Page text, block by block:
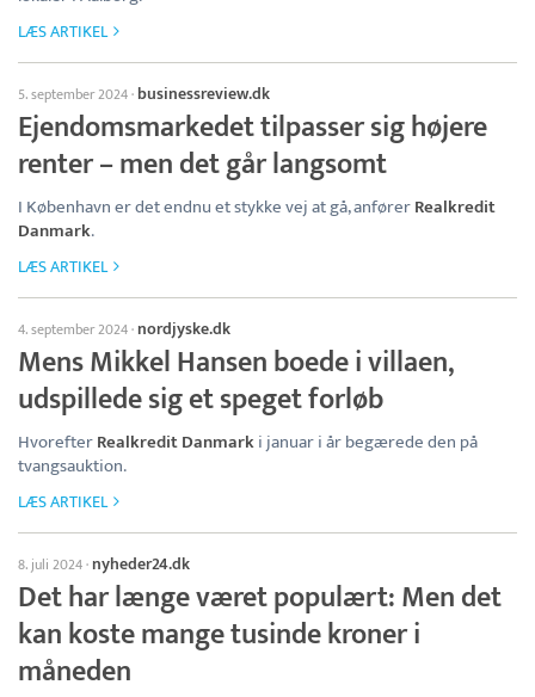
LÆS ARTIKEL
5. september 2024· businessreview.dk
Ejendomsmarkedet tilpasser sig højere
renter – men det går langsomt
I København er det endnu et stykke vej at gå, anførerRealkredit
Danmark.
LÆS ARTIKEL
4. september 2024· nordjyske.dk
Mens Mikkel Hansen boede i villaen,
udspillede sig et speget forløb
HvorefterRealkredit Danmarki januar i år begærede den på
tvangsauktion.
LÆS ARTIKEL
8. juli 2024· nyheder24.dk
Det har længe været populært: Men det
kan koste mange tusinde kroner i
måneden